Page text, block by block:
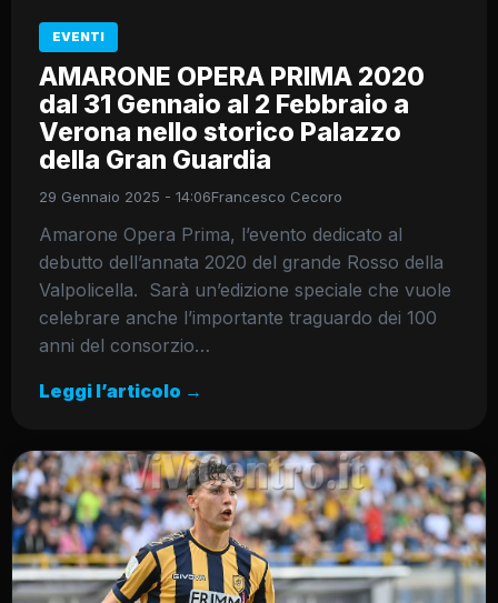
EVENTI
AMARONE OPERA PRIMA 2020
dal 31 Gennaio al 2 Febbraio a
Verona nello storico Palazzo
della Gran Guardia
29 Gennaio 2025 - 14:06Francesco Cecoro
Amarone Opera Prima, l’evento dedicato al
debutto dell’annata 2020 del grande Rosso della
Valpolicella. Sarà un’edizione speciale che vuole
celebrare anche l’importante traguardo dei 100
anni del consorzio…
Leggi l’articolo →